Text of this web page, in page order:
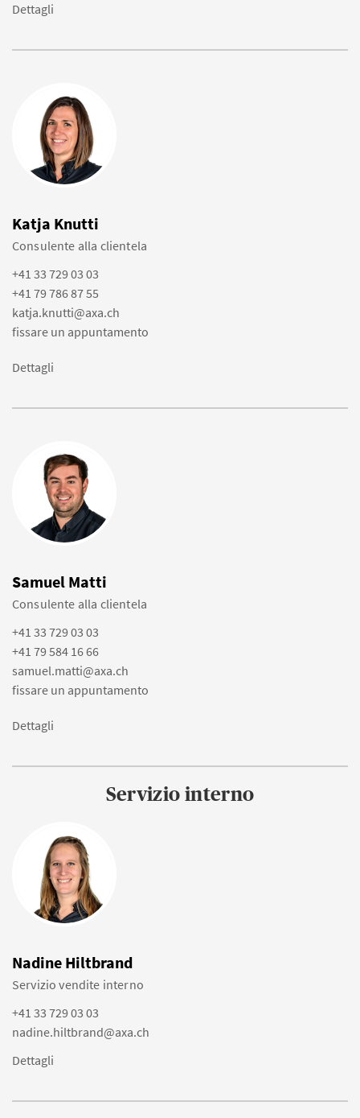
Dettagli
Katja Knutti
Consulente alla clientela
+41 33 729 03 03
+41 79 786 87 55
katja.knutti@axa.ch
fissare un appuntamento
Dettagli
Samuel Matti
Consulente alla clientela
+41 33 729 03 03
+41 79 584 16 66
samuel.matti@axa.ch
fissare un appuntamento
Dettagli
Servizio interno
Nadine Hiltbrand
Servizio vendite interno
+41 33 729 03 03
nadine.hiltbrand@axa.ch
Dettagli